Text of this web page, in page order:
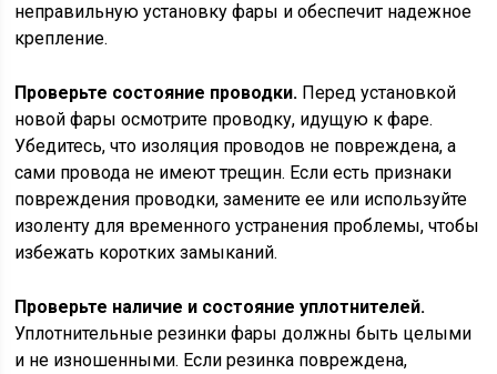
неправильную установку фары и обеспечит надежное
крепление.
Проверьте состояние проводки. Перед установкой
новой фары осмотрите проводку, идущую к фаре.
Убедитесь, что изоляция проводов не повреждена, а
сами провода не имеют трещин. Если есть признаки
повреждения проводки, замените ее или используйте
изоленту для временного устранения проблемы, чтобы
избежать коротких замыканий.
Проверьте наличие и состояние уплотнителей.
Уплотнительные резинки фары должны быть целыми
и не изношенными. Если резинка повреждена,